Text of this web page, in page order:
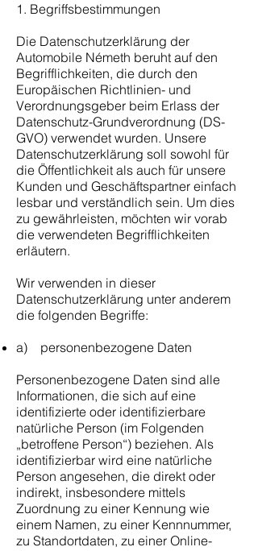
1. Begriffsbestimmungen
Die Datenschutzerklärung der
Automobile Németh beruht auf den
Begrifflichkeiten, die durch den
Europäischen Richtlinien- und
Verordnungsgeber beim Erlass der
Datenschutz-Grundverordnung (DS-
GVO) verwendet wurden. Unsere
Datenschutzerklärung soll sowohl für
die Öffentlichkeit als auch für unsere
Kunden und Geschäftspartner einfach
lesbar und verständlich sein. Um dies
zu gewährleisten, möchten wir vorab
die verwendeten Begrifflichkeiten
erläutern.
Wir verwenden in dieser
Datenschutzerklärung unter anderem
die folgenden Begriffe:
a) personenbezogene Daten
Personenbezogene Daten sind alle
Informationen, die sich auf eine
identifizierte oder identifizierbare
natürliche Person (im Folgenden
„betroffene Person“) beziehen. Als
identifizierbar wird eine natürliche
Person angesehen, die direkt oder
indirekt, insbesondere mittels
Zuordnung zu einer Kennung wie
einem Namen, zu einer Kennnummer,
zu Standortdaten, zu einer Online-